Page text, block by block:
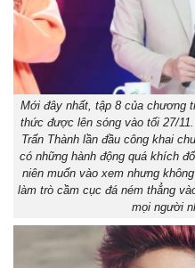
Mới đây nhất, tập 8 của chương
thức được lên sóng vào tối 27/
Trấn Thành lần đầu công khai
có những hành động quá khích
niên muốn vào xem nhưng
làm trò cầm cục đá ném thẳng
mọi người